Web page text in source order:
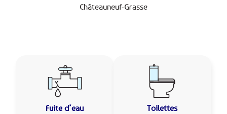
Châteauneuf-Grasse
Fuite d’eau
Toilettes